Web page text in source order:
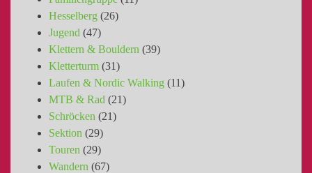
Hesselberg (26)
Jugend (47)
Klettern & Bouldern (39)
Kletterturm (31)
Laufen & Nordic Walking (11)
MTB & Rad (21)
Schröcken (21)
Sektion (29)
Touren (29)
Wandern (67)